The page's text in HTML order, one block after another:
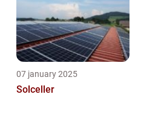
07 january 2025
Solceller